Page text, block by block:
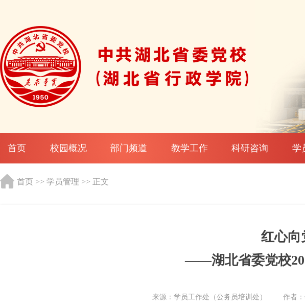
首页 校园概况 部门频道 教学工作 科研咨询 学
首页 >> 学员管理 >> 正文
红心向
——湖北省委党校
来源：学员工作处（公务员培训处） 作者：